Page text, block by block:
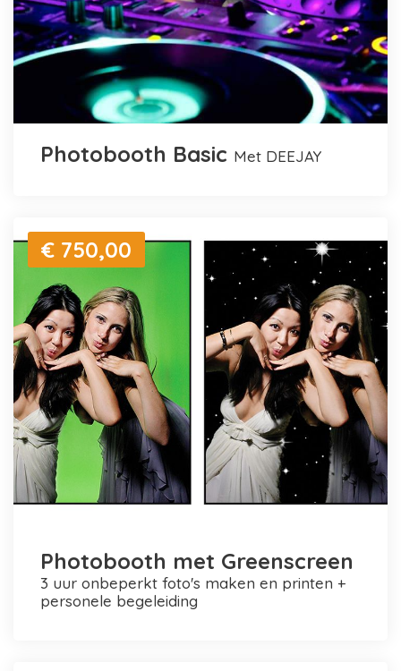
Photobooth Basic met DEEJAY
€ 750,00
Photobooth met Greenscreen
3 uur onbeperkt foto's maken en printen +
personele begeleiding